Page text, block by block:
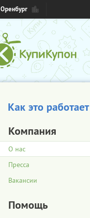
Оренбург
Как это работает
Компания
О нас
Пресса
Вакансии
Помощь